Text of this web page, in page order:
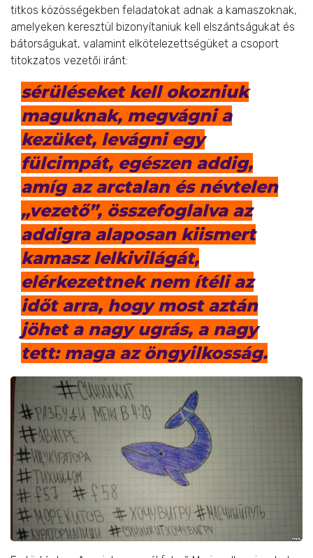
titkos közösségekben feladatokat adnak a kamaszoknak,
amelyeken keresztül bizonyítaniuk kell elszántságukat és
bátorságukat, valamint elkötelezettségüket a csoport
titokzatos vezetői iránt:
sérüléseket kell okozniuk
maguknak, megvágni a
kezüket, levágni egy
fülcimpát, egészen addig,
amíg az arctalan és névtelen
„vezető”, összefoglalva az
addigra alaposan kiismert
kamasz lelkivilágát,
elérkezettnek nem ítéli az
időt arra, hogy most aztán
jöhet a nagy ugrás, a nagy
tett: maga az öngyilkosság.